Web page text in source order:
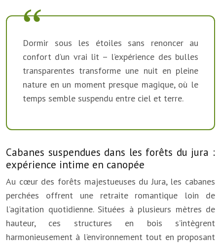
Dormir sous les étoiles sans renoncer au
confort d’un vrai lit – l’expérience des bulles
transparentes transforme une nuit en pleine
nature en un moment presque magique, où le
temps semble suspendu entre ciel et terre.
Cabanes suspendues dans les forêts du jura :
expérience intime en canopée
Au cœur des forêts majestueuses du Jura, les cabanes
perchées offrent une retraite romantique loin de
l’agitation quotidienne. Situées à plusieurs mètres de
hauteur, ces structures en bois s’intègrent
harmonieusement à l’environnement tout en proposant